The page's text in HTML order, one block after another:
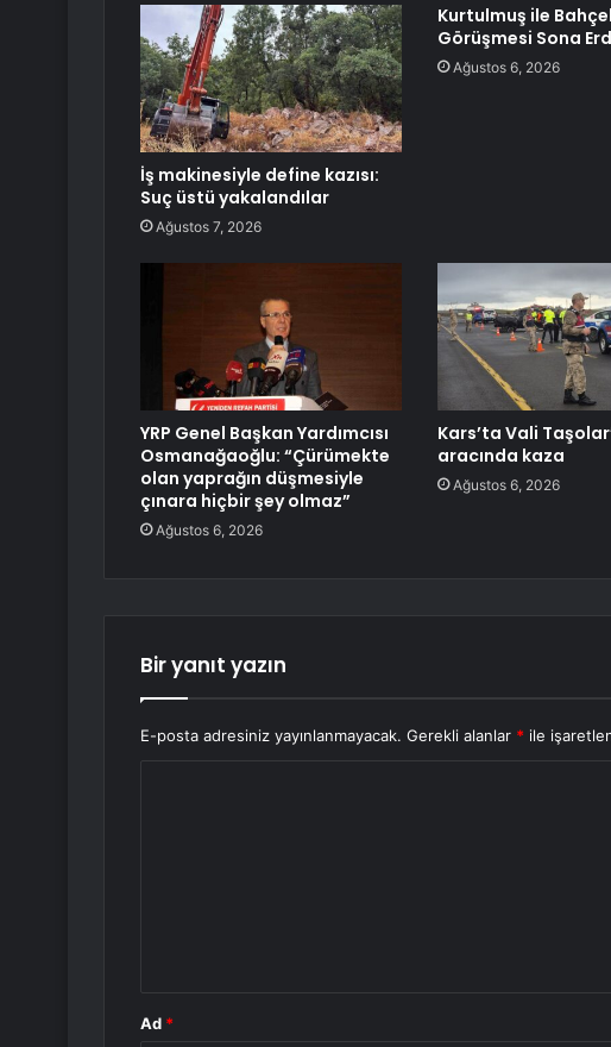
İş makinesiyle define kazısı:
Suç üstü yakalandılar
Ağustos 7, 2026
Kurtulmuş ile
Görüşmesi Sona
Ağustos 6, 2026
YRP Genel Başkan Yardımcısı
Osmanağaoğlu: “Çürümekte
olan yaprağın düşmesiyle
çınara hiçbir şey olmaz”
Ağustos 6, 2026
Kars’ta Vali
aracında kaza
Ağustos 6, 2026
Bir yanıt yazın
E-posta adresiniz yayınlanmayacak. Gerekli alanlar * ile
Ad *